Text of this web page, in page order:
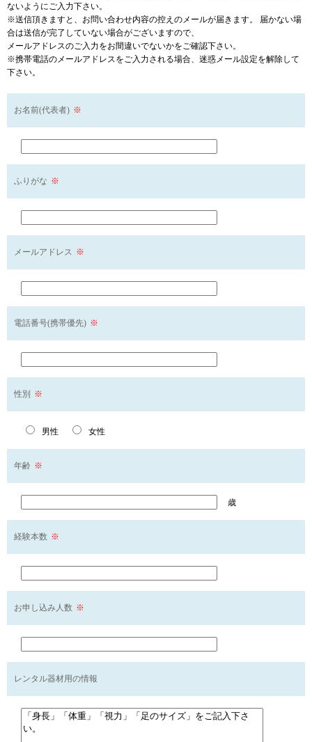
ないようにご入力下さい。
※送信頂きますと、お問い合わせ内容の控えのメールが届きます。 届かない場
合は送信が完了していない場合がございますので、
メールアドレスのご入力をお間違いでないかをご確認下さい。
※携帯電話のメールアドレスをご入力される場合、迷惑メール設定を解除して
下さい。
お名前(代表者) ※
ふりがな ※
メールアドレス ※
電話番号(携帯優先) ※
性別 ※
男性 女性
年齢 ※
歳
経験本数 ※
お申し込み人数 ※
レンタル器材用の情報